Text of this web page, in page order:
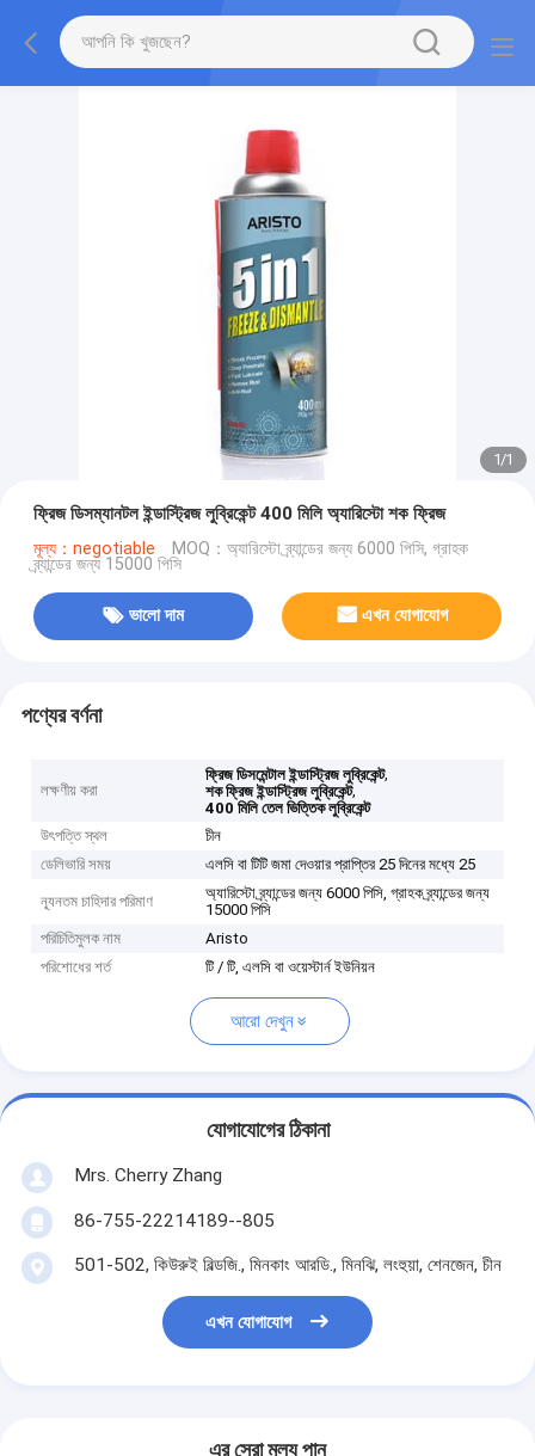
1/1
ফ্রিজ ডিসম্যানটল ইন্ডাস্ট্রিজ লুব্রিকেন্ট 400 মিলি অ্যারিস্টো শক ফ্রিজ
মূল্য：negotiable MOQ：অ্যারিস্টো ব্র্যান্ডের জন্য 6000 পিসি, গ্রাহক
ব্র্যান্ডের জন্য 15000 পিসি
ভালো দাম এখন যোগাযোগ
পণ্যের বর্ণনা
লক্ষণীয় করা
ফ্রিজ ডিসমেন্টাল ইন্ডাস্ট্রিজ লুব্রিকেন্ট,
শক ফ্রিজ ইন্ডাস্ট্রিজ লুব্রিকেন্ট,
400 মিলি তেল ভিত্তিক লুব্রিকেন্ট
উৎপত্তি স্থল
চীন
ডেলিভারি সময়
এলসি বা টিটি জমা দেওয়ার প্রাপ্তির 25 দিনের মধ্যে 25
ন্যূনতম চাহিদার পরিমাণ
অ্যারিস্টো ব্র্যান্ডের জন্য 6000 পিসি, গ্রাহক ব্র্যান্ডের জন্য
15000 পিসি
পরিচিতিমুলক নাম
Aristo
পরিশোধের শর্ত
টি / টি, এলসি বা ওয়েস্টার্ন ইউনিয়ন
আরো দেখুন
যোগাযোগের ঠিকানা
Mrs. Cherry Zhang
86-755-22214189--805
501-502, কিউরুই বিল্ডজি., মিনকাং আরডি., মিনঝি, লংহুয়া, শেনজেন, চীন
এখন যোগাযোগ
এর সেরা মূল্য পান